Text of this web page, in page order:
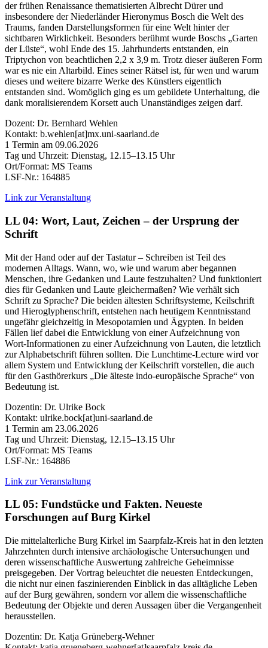
der frühen Renaissance thematisierten Albrecht Dürer und
insbesondere der Niederländer Hieronymus Bosch die Welt des
Traums, fanden Darstellungsformen für eine Welt hinter der
sichtbaren Wirklichkeit. Besonders berühmt wurde Boschs „Garten
der Lüste“, wohl Ende des 15. Jahrhunderts entstanden, ein
Triptychon von beachtlichen 2,2 x 3,9 m. Trotz dieser äußeren Form
war es nie ein Altarbild. Eines seiner Rätsel ist, für wen und warum
dieses und weitere bizarre Werke des Künstlers eigentlich
entstanden sind. Womöglich ging es um gebildete Unterhaltung, die
dank moralisierendem Korsett auch Unanständiges zeigen darf.
Dozent: Dr. Bernhard Wehlen
Kontakt: b.wehlen[at]mx.uni-saarland.de
1 Termin am 09.06.2026
Tag und Uhrzeit: Dienstag, 12.15–13.15 Uhr
Ort/Format: MS Teams
LSF-Nr.: 164885
Link zur Veranstaltung
LL 04: Wort, Laut, Zeichen – der Ursprung der
Schrift
Mit der Hand oder auf der Tastatur – Schreiben ist Teil des
modernen Alltags. Wann, wo, wie und warum aber begannen
Menschen, ihre Gedanken und Laute festzuhalten? Und funktioniert
dies für Gedanken und Laute gleichermaßen? Wie verhält sich
Schrift zu Sprache? Die beiden ältesten Schriftsysteme, Keilschrift
und Hieroglyphenschrift, entstehen nach heutigem Kenntnisstand
ungefähr gleichzeitig in Mesopotamien und Ägypten. In beiden
Fällen lief dabei die Entwicklung von einer Aufzeichnung von
Wort-Informationen zu einer Aufzeichnung von Lauten, die letztlich
zur Alphabetschrift führen sollten. Die Lunchtime-Lecture wird vor
allem System und Entwicklung der Keilschrift vorstellen, die auch
für den Gasthörerkurs „Die älteste indo-europäische Sprache“ von
Bedeutung ist.
Dozentin: Dr. Ulrike Bock
Kontakt: ulrike.bock[at]uni-saarland.de
1 Termin am 23.06.2026
Tag und Uhrzeit: Dienstag, 12.15–13.15 Uhr
Ort/Format: MS Teams
LSF-Nr.: 164886
Link zur Veranstaltung
LL 05: Fundstücke und Fakten. Neueste
Forschungen auf Burg Kirkel
Die mittelalterliche Burg Kirkel im Saarpfalz-Kreis hat in den letzten
Jahrzehnten durch intensive archäologische Untersuchungen und
deren wissenschaftliche Auswertung zahlreiche Geheimnisse
preisgegeben. Der Vortrag beleuchtet die neuesten Entdeckungen,
die nicht nur einen faszinierenden Einblick in das alltägliche Leben
auf der Burg gewähren, sondern vor allem die wissenschaftliche
Bedeutung der Objekte und deren Aussagen über die Vergangenheit
herausstellen.
Dozentin: Dr. Katja Grüneberg-Wehner